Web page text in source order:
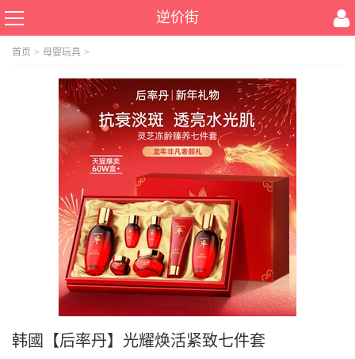
逆价街
首页 > 母婴玩具 >
韩國【后率丹】光耀焕活紧致七件套